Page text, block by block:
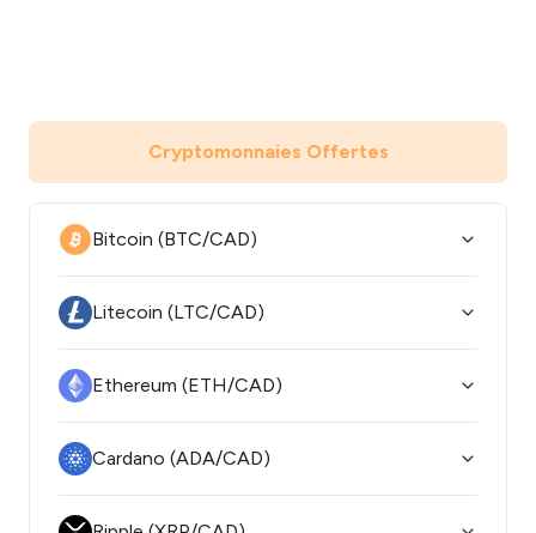
Cryptomonnaies Offertes
Bitcoin (BTC/CAD)
Litecoin (LTC/CAD)
Ethereum (ETH/CAD)
Cardano (ADA/CAD)